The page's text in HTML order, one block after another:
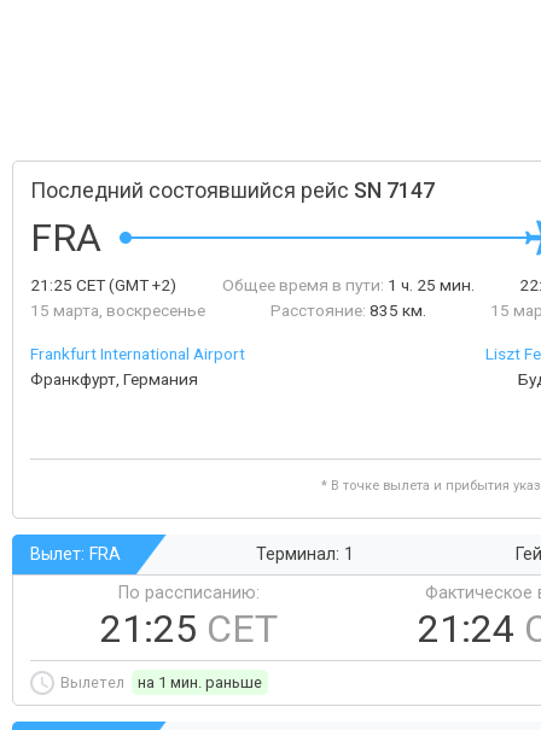
Последний состоявшийся рейс SN 7147
FRA
21:25 CET(GMT +2)
15 марта, воскресенье
Общее время в пути: 1 ч. 25 мин.
Расстояние: 835 км.
15
Frankfurt International Airport
Франкфурт, Германия
Liszt
* В точке вылета и прибытия
Вылет: FRA Терминал: 1
По рассписанию:
21:25 CET
Фактическое
21:24
Вылетел на 1 мин. раньше